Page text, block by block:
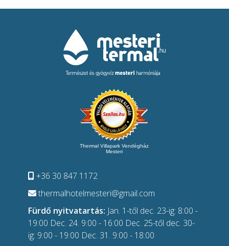
Thermal Villapark Vendégház
Mesteri
+36 30 847 1172
thermalhotelmesteri@gmail.com
Fürdő nyitvatartás: Jan. 1-től dec. 23-ig: 8:00 -
19:00 Dec. 24. 9:00 - 16:00 Dec. 25-től dec. 30-
ig: 9:00 - 19:00 Dec. 31. 9:00 - 18:00